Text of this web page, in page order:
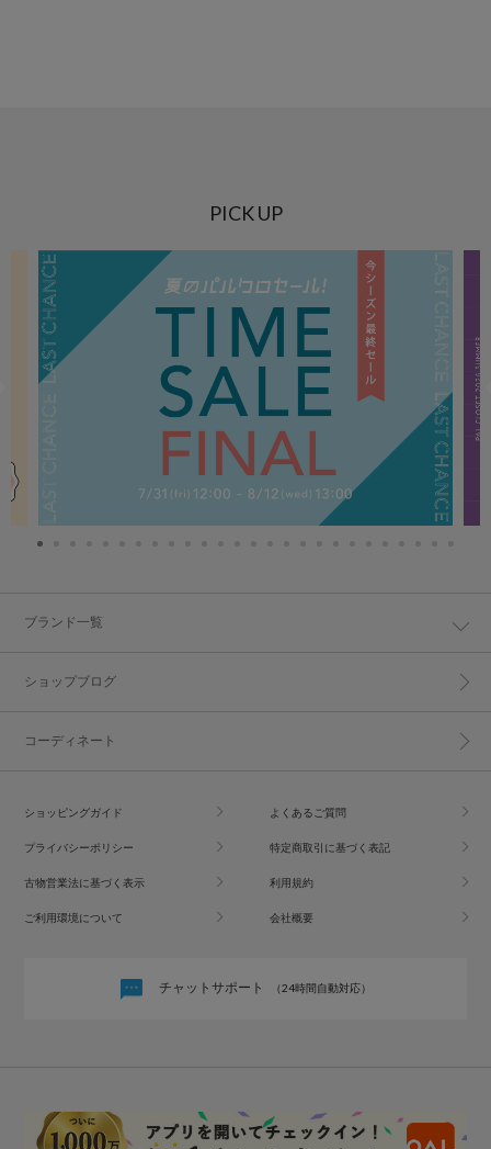
PICK UP
ブランド一覧
ショップブログ
コーディネート
ショッピングガイド よくあるご質問
プライバシーポリシー 特定商取引に基づく表記
古物営業法に基づく表示 利用規約
ご利用環境について 会社概要
チャットサポート （24時間自動対応）